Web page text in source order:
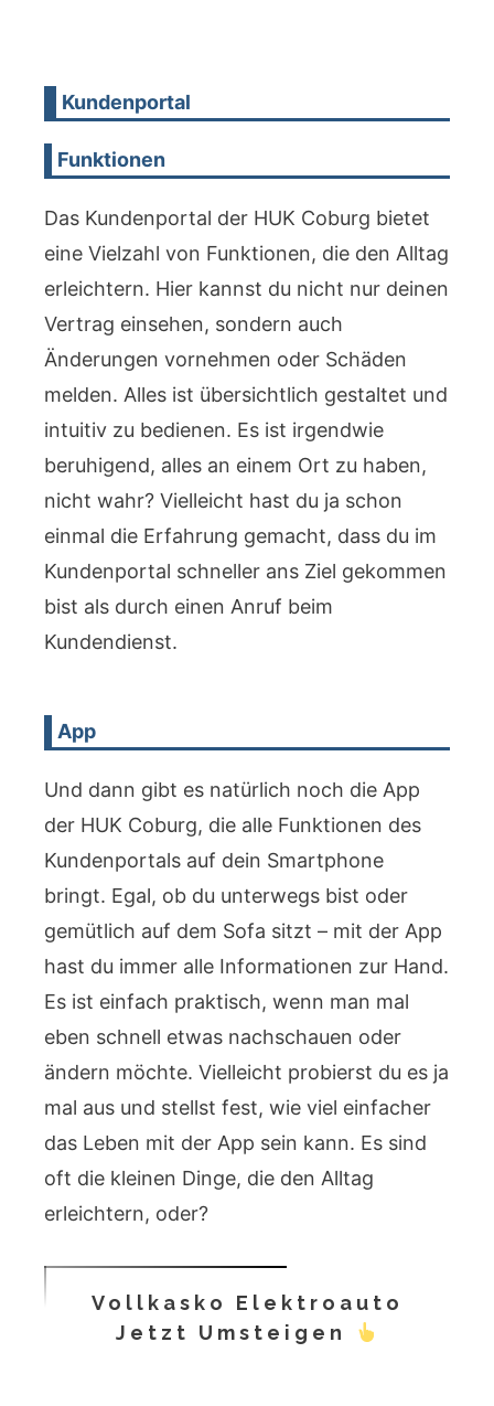
Kundenportal
Funktionen
Das Kundenportal der HUK Coburg bietet
eine Vielzahl von Funktionen, die den Alltag
erleichtern. Hier kannst du nicht nur deinen
Vertrag einsehen, sondern auch
Änderungen vornehmen oder Schäden
melden. Alles ist übersichtlich gestaltet und
intuitiv zu bedienen. Es ist irgendwie
beruhigend, alles an einem Ort zu haben,
nicht wahr? Vielleicht hast du ja schon
einmal die Erfahrung gemacht, dass du im
Kundenportal schneller ans Ziel gekommen
bist als durch einen Anruf beim
Kundendienst.
App
Und dann gibt es natürlich noch die App
der HUK Coburg, die alle Funktionen des
Kundenportals auf dein Smartphone
bringt. Egal, ob du unterwegs bist oder
gemütlich auf dem Sofa sitzt – mit der App
hast du immer alle Informationen zur Hand.
Es ist einfach praktisch, wenn man mal
eben schnell etwas nachschauen oder
ändern möchte. Vielleicht probierst du es ja
mal aus und stellst fest, wie viel einfacher
das Leben mit der App sein kann. Es sind
oft die kleinen Dinge, die den Alltag
erleichtern, oder?
Vollkasko Elektroauto
Jetzt Umsteigen